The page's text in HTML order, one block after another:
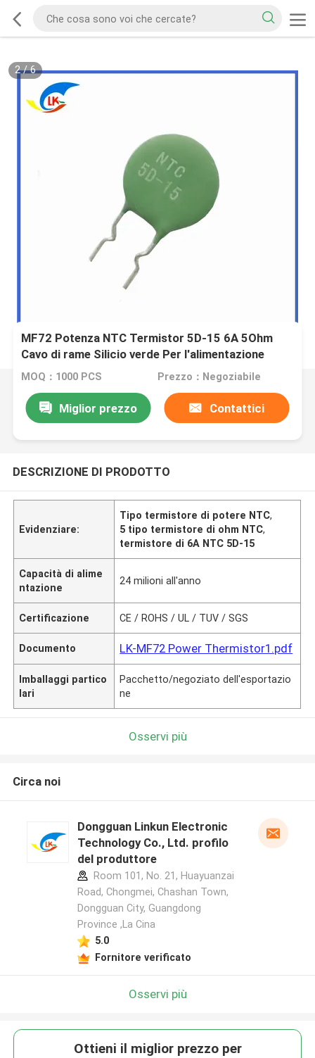
2/6
MF72 Potenza NTC Termistor 5D-15 6A 5Ohm
Cavo di rame Silicio verde Per l'alimentazione
elettrica
MOQ：1000 PCS Prezzo：Negoziabile
Miglior prezzo Contattici
DESCRIZIONE DI PRODOTTO
Evidenziare:
Tipo termistore di potere NTC,
5 tipo termistore di ohm NTC,
termistore di 6A NTC 5D-15
Capacità di alime
ntazione
24 milioni all'anno
Certificazione CE / ROHS / UL / TUV / SGS
Documento LK-MF72 Power Thermistor1.pdf
Imballaggi partico
lari
Pacchetto/negoziato dell'esportazio
ne
Osservi più
Circa noi
Dongguan Linkun Electronic
Technology Co., Ltd. profilo
del produttore
Room 101, No. 21, Huayuanzai
Road, Chongmei, Chashan Town,
Dongguan City, Guangdong
Province ,La Cina
5.0
Fornitore verificato
Osservi più
Ottieni il miglior prezzo per